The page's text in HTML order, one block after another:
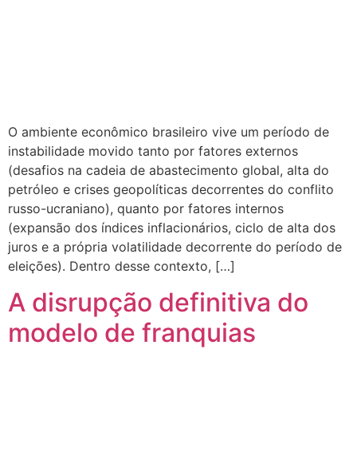
O ambiente econômico brasileiro vive um período de
instabilidade movido tanto por fatores externos
(desafios na cadeia de abastecimento global, alta do
petróleo e crises geopolíticas decorrentes do conflito
russo-ucraniano), quanto por fatores internos
(expansão dos índices inflacionários, ciclo de alta dos
juros e a própria volatilidade decorrente do período de
eleições). Dentro desse contexto, […]
A disrupção definitiva do
modelo de franquias